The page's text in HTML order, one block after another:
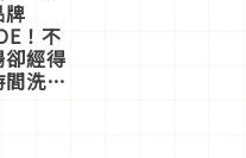
牌
！不
經得
洗鍊